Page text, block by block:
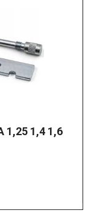
1,25 1,4 1,6